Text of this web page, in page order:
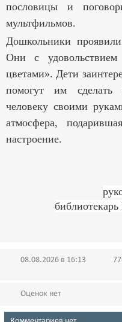
пословицы и
мультфильмов.
Дошкольники
Они с
цветами». Дети
помогут им сделать
человеку своими
атмосфера,
настроение.
08.08.2026 в 16:13
Оценок нет